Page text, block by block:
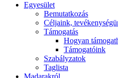
Egyesület
Bemutatkozás
Céljaink,
Támogatás
Hogyan
Támogatóink
Szabályzatok
Taglista